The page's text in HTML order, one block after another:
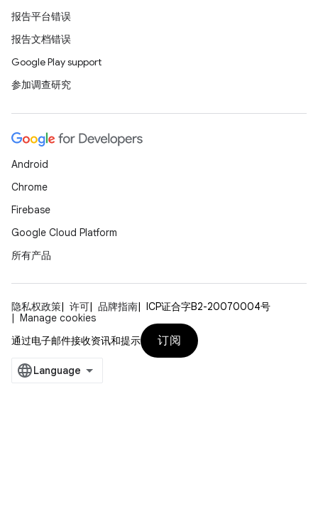
报告平台错误
报告文档错误
Google Play support
参加调查研究
Android
Chrome
Firebase
Google Cloud Platform
所有产品
隐私权政策 许可 品牌指南
ICP证合字B2-20070004号
Manage cookies
通过电子邮件接收资讯和提示
订阅